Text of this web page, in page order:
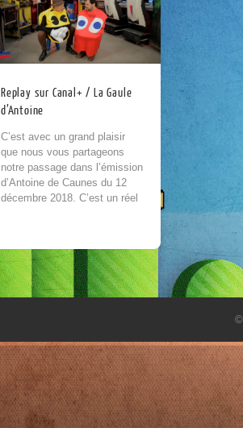
Replay sur Canal+ / La Gaule
d’Antoine
C’est avec un grand plaisir
que nous vous partageons
notre passage dans l’émission
d’Antoine de Caunes du 12
décembre 2018. C’est un réel
©